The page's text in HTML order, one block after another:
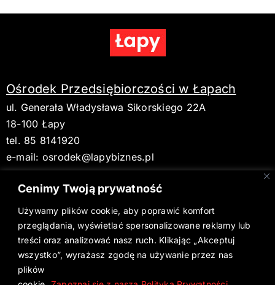
Cenimy Twoją prywatność
Używamy plików cookie, aby poprawić komfort
przeglądania, wyświetlać spersonalizowane reklamy lub
treści oraz analizować nasz ruch. Klikając „Akceptuj
wszystko”, wyrażasz zgodę na używanie przez nas
plików
Ośrodek Przedsiębiorczości w Łapach
ul. Generała Władysława Sikorskiego 22A
18-100 Łapy
tel. 85 8141920
e-mail: osrodek@lapybiznes.pl
BIP
Deklaracja dostępności
Aktualne wydanie Gazety Łapskiej